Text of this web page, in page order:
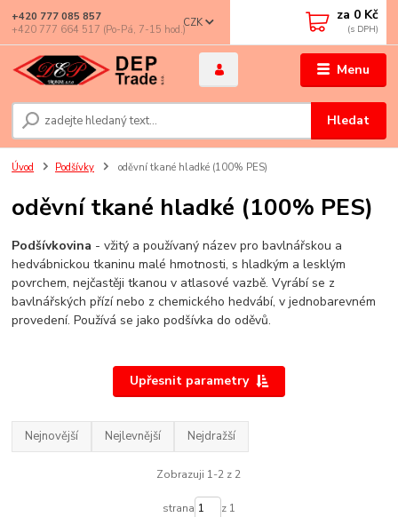
Menu
CZK
Hledat
+420 777 085 857
+420 777 664 517 (Po-Pá, 7-15 hod.)
za 0 Kč
Úvod Podšívky oděvní tkané hladké (100% PES)
oděvní tkané hladké (100% PES)
Podšívkovina - vžitý a používaný název pro bavlnářskou a
hedvábnickou tkaninu malé hmotnosti, s hladkým a lesklým
povrchem, nejčastěji tkanou v atlasové vazbě. Vyrábí se z
bavlnářských přízí nebo z chemického hedvábí, v jednobarevném
provedení. Používá se jako podšívka do oděvů.
Upřesnit parametry
Nejnovější Nejlevnější Nejdražší
Zobrazuji 1-2 z 2
strana z 1